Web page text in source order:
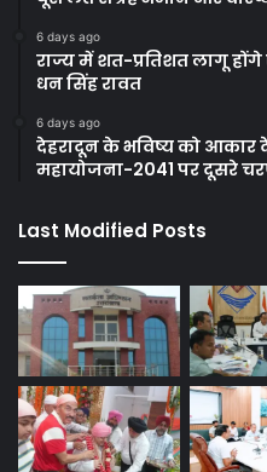
6 days ago
राज्य में शत-प्रतिशत लागू होंगे
धन सिंह रावत
6 days ago
देहरादून के भविष्य को आकार
महायोजना-2041 पर दूसरे
Last Modified Posts